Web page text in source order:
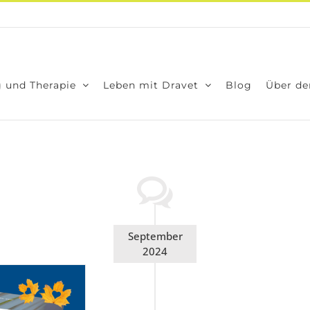
und The­ra­pie Leben mit Dra­vet Blog Über
September
2024